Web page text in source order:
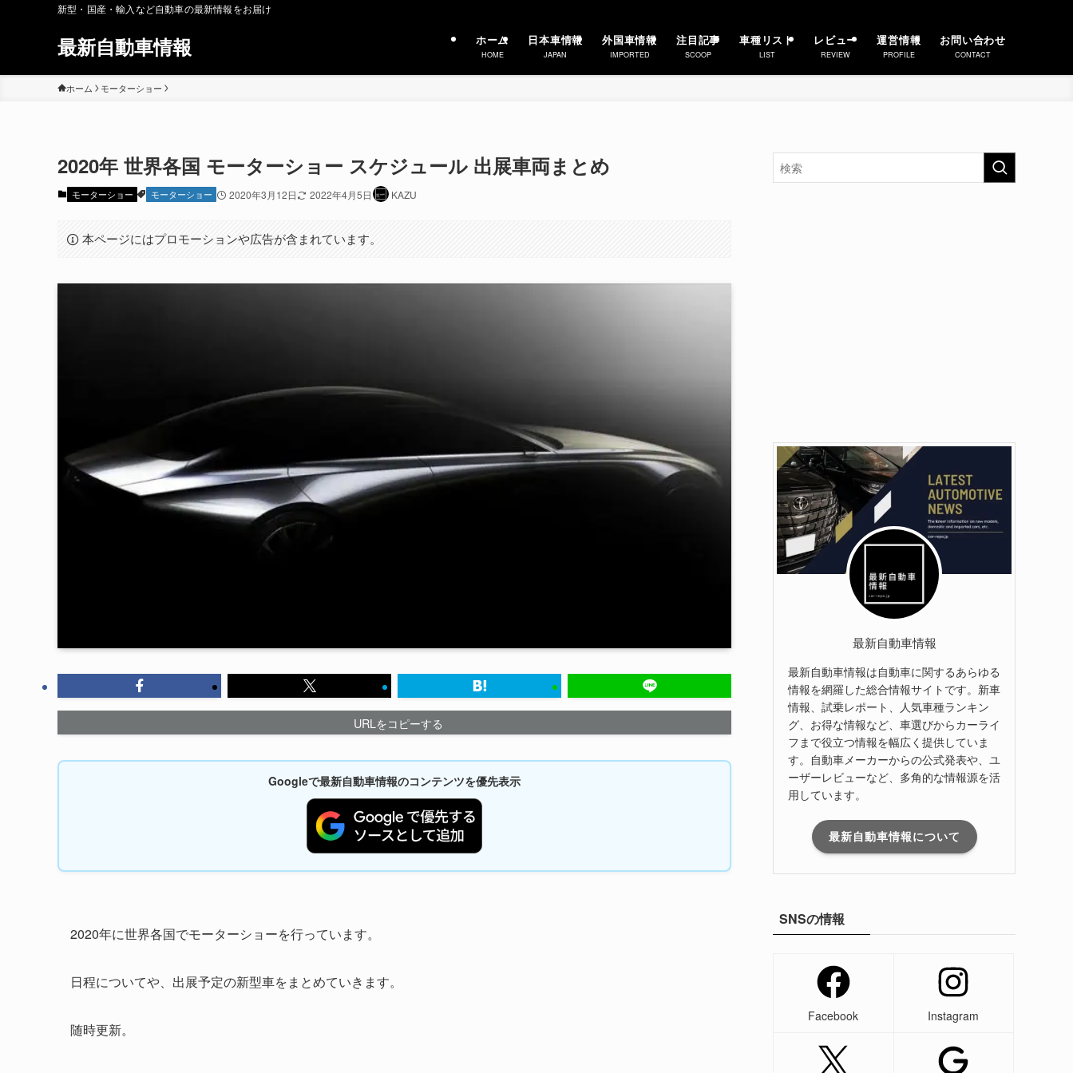
新型・国産・輸入など自動車の最新情報をお届け
最新自動車情報 ホーム
HOME
日本車情報
JAPAN
外国車情報
IMPORTED
注目記事
SCOOP
車種リスト
LIST
レビュー
REVIEW
運営情報
PROFILE
お問い合わせ
CONTACT
ホーム モーターショー
2020年 世界各国 モーターショー スケジュール 出展車両まとめ
モーターショー モーターショー 2020年3月12日 2022年4月5日 KAZU
本ページにはプロモーションや広告が含まれています。
URLをコピーする
Googleで最新自動車情報のコンテンツを優先表示
2020年に世界各国でモーターショーを行っています。
日程についてや、出展予定の新型車をまとめていきます。
随時更新。
最新自動車情報
最新自動車情報は自動車に関するあらゆる
情報を網羅した総合情報サイトです。新車
情報、試乗レポート、人気車種ランキン
グ、お得な情報など、車選びからカーライ
フまで役立つ情報を幅広く提供していま
す。自動車メーカーからの公式発表や、ユ
ーザーレビューなど、多角的な情報源を活
用しています。
最新自動車情報について
SNSの情報
Facebook Instagram